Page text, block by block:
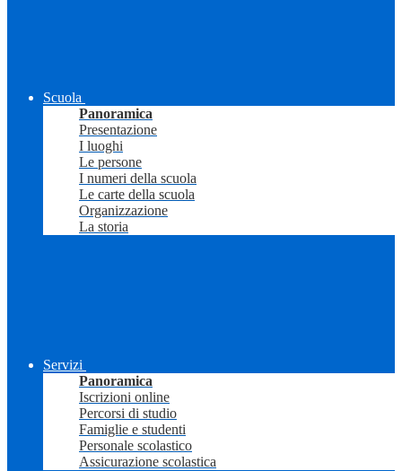
Scuola
Panoramica
Presentazione
I luoghi
Le persone
I numeri della scuola
Le carte della scuola
Organizzazione
La storia
Servizi
Panoramica
Iscrizioni online
Percorsi di studio
Famiglie e studenti
Personale scolastico
Assicurazione scolastica